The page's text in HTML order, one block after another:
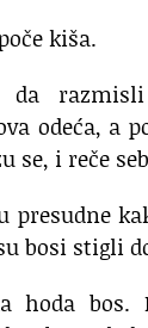
kiša.
da
odeća, a
se, i reče
presudne
bosi stigli
hoda bos.